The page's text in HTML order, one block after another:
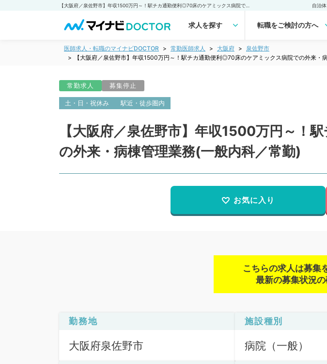
自治
求人を探す 転職をご検討の方へ
医師求人・転職のマイナビDOCTOR 常勤医師求人 大阪府
泉佐野市
【大阪府／泉佐野市】年収1500万円～！駅チカ通勤便利◎70床のケアミックス病院での外来・
常勤求人 募集停止
土・日・祝休み 駅近・徒歩圏内
【大阪府／泉佐野市】年収1500万円～
の外来・病棟管理業務(一般内科／常勤)
お気に入り
こちらの求人は募集
最新の募集状況の
勤務地
大阪府泉佐野市
施設種別
病院（一般）